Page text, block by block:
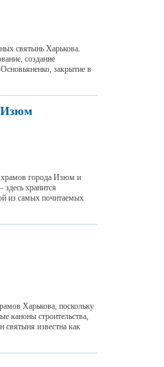
святынь Харькова.
создание
закрытие в
Изюм
храмов города Изюм и
здесь хранится
из самых почитаемых
Харькова, поскольку
каноны строительства,
святыня известна как